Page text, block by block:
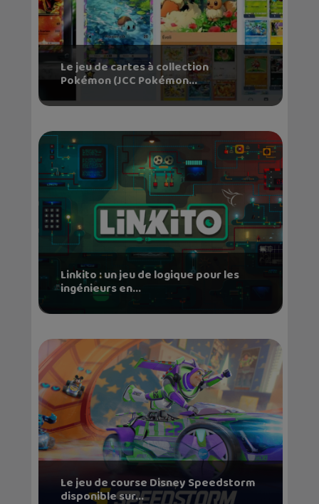
Le jeu de cartes à collection
Pokémon (JCC Pokémon...
Linkito : un jeu de logique pour les
ingénieurs en...
Le jeu de course Disney Speedstorm
disponible sur...